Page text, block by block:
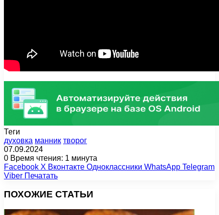
Теги
духовка манник творог
07.09.2024
0 Время чтения: 1 минута
Facebook X Вконтакте Одноклассники WhatsApp Telegram
Viber Печатать
ПОХОЖИЕ СТАТЬИ